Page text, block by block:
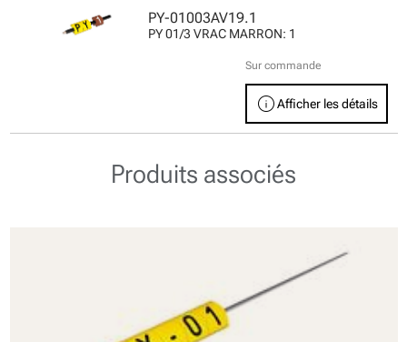
PY-01003AV19.1
PY 01/3 VRAC MARRON: 1
Sur commande
infoAfficher les détails
Produits associés